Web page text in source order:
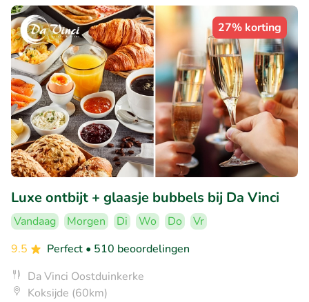
27% korting
Luxe ontbijt + glaasje bubbels bij Da Vinci
Vandaag Morgen Di Wo Do
Vr
9.5
Perfect • 510 beoordelingen
Da Vinci Oostduinkerke
Koksijde (60km)